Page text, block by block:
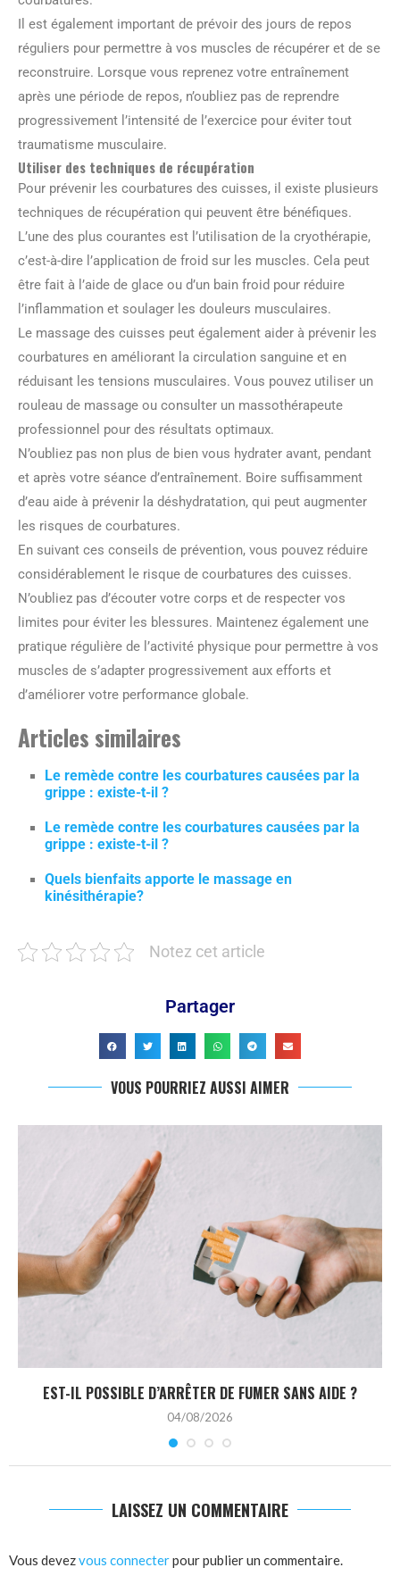
Il est également important de prévoir des jours de repos
réguliers pour permettre à vos muscles de récupérer et de se
reconstruire. Lorsque vous reprenez votre entraînement
après une période de repos, n’oubliez pas de reprendre
progressivement l’intensité de l’exercice pour éviter tout
traumatisme musculaire.
Utiliser des techniques de récupération
Pour prévenir les courbatures des cuisses, il existe plusieurs
techniques de récupération qui peuvent être bénéfiques.
L’une des plus courantes est l’utilisation de la cryothérapie,
c’est-à-dire l’application de froid sur les muscles. Cela peut
être fait à l’aide de glace ou d’un bain froid pour réduire
l’inflammation et soulager les douleurs musculaires.
Le massage des cuisses peut également aider à prévenir les
courbatures en améliorant la circulation sanguine et en
réduisant les tensions musculaires. Vous pouvez utiliser un
rouleau de massage ou consulter un massothérapeute
professionnel pour des résultats optimaux.
N’oubliez pas non plus de bien vous hydrater avant, pendant
et après votre séance d’entraînement. Boire suffisamment
d’eau aide à prévenir la déshydratation, qui peut augmenter
les risques de courbatures.
En suivant ces conseils de prévention, vous pouvez réduire
considérablement le risque de courbatures des cuisses.
N’oubliez pas d’écouter votre corps et de respecter vos
limites pour éviter les blessures. Maintenez également une
pratique régulière de l’activité physique pour permettre à vos
muscles de s’adapter progressivement aux efforts et
d’améliorer votre performance globale.
Articles similaires
Le remède contre les courbatures causées par la
grippe : existe-t-il ?
Le remède contre les courbatures causées par la
grippe : existe-t-il ?
Quels bienfaits apporte le massage en
kinésithérapie?
Notez cet article
Partager
VOUS POURRIEZ AUSSI AIMER
EST-IL POSSIBLE D’ARRÊTER DE FUMER SANS AIDE ?
04/08/2026
LAISSEZ UN COMMENTAIRE
Vous devezvous connecterpour publier un commentaire.